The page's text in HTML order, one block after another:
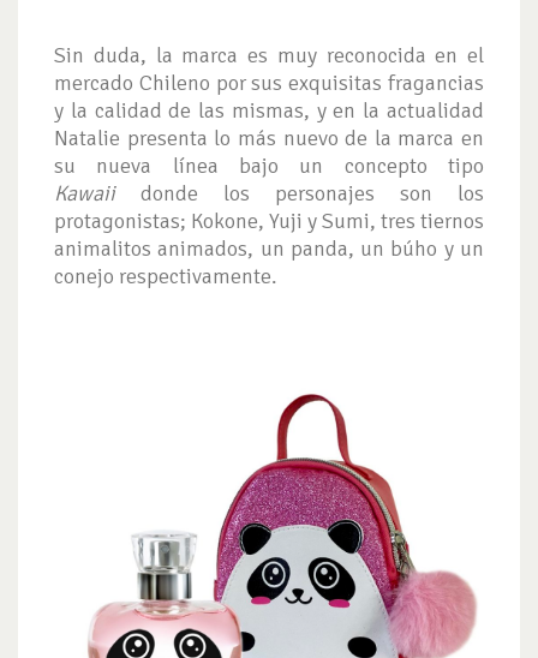
Sin duda, la marca es muy reconocida en el
mercado Chileno por sus exquisitas fragancias
y la calidad de las mismas, y en la actualidad
Natalie presenta lo más nuevo de la marca en
su nueva línea bajo un concepto tipo
Kawaiidonde los personajes son los
protagonistas; Kokone, Yuji y Sumi, tres tiernos
animalitos animados, un panda, un búho y un
conejo respectivamente.